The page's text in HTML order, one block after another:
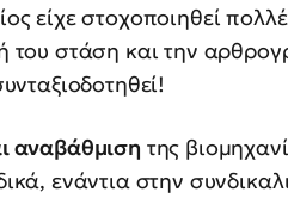
είχε στοχοποιηθεί
του στάση και την
αναβάθμιση της
ενάντια στην